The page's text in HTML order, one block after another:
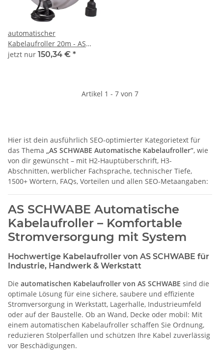
Hier ist dein ausführlich SEO-optimierter Kategorietext für
das Thema „AS SCHWABE Automatische Kabelaufroller“, wie
von dir gewünscht – mit H2-Hauptüberschrift, H3-
Abschnitten, werblicher Fachsprache, technischer Tiefe,
1500+ Wörtern, FAQs, Vorteilen und allen SEO-Metaangaben:
AS SCHWABE Automatische
Kabelaufroller – Komfortable
Stromversorgung mit System
Hochwertige Kabelaufroller von AS SCHWABE für
Industrie, Handwerk & Werkstatt
Die automatischen Kabelaufroller von AS SCHWABE sind die
optimale Lösung für eine sichere, saubere und effiziente
Stromversorgung in Werkstatt, Lagerhalle, Industrieumfeld
oder auf der Baustelle. Ob an Wand, Decke oder mobil: Mit
einem automatischen Kabelaufroller schaffen Sie Ordnung,
reduzieren Stolperfallen und schützen Ihre Kabel zuverlässig
vor Beschädigungen.
automatischer
Kabelaufroller 20m - AS
SCHWABE
jetzt nur 150,34 € *
Artikel 1 - 7 von 7